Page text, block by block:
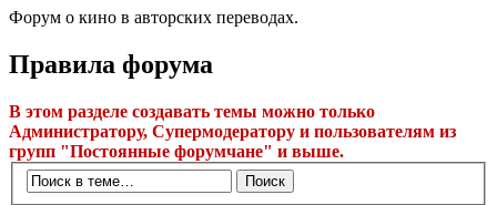
Форум о кино в авторских переводах.
Правила форума
В этом разделе создавать темы можно только
Администратору, Супермодератору и пользователям из
групп "Постоянные форумчане" и выше.